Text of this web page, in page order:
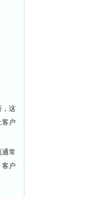
这
户
常
户